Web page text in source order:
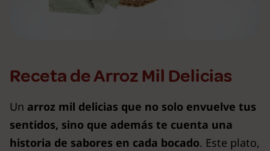
Receta de Arroz Mil Delicias
Un arroz mil delicias que no solo envuelve tus
sentidos, sino que además te cuenta una
historia de sabores en cada bocado. Este plato,